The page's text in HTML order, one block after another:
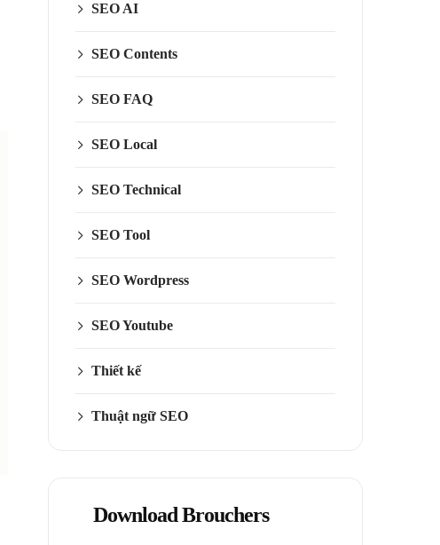
SEO AI
SEO Contents
SEO FAQ
SEO Local
SEO Technical
SEO Tool
SEO Wordpress
SEO Youtube
Thiết kế
Thuật ngữ SEO
Download Brouchers